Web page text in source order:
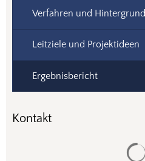
Verfahren und Hintergrund
Leitziele und Projektideen
Ergebnisbericht
Kontakt